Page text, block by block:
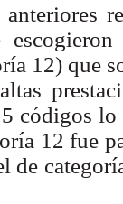
anteriores
12) que
códigos
12 fue
de